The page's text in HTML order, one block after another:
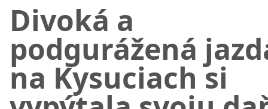
Divoká a
podgurážená
na Kysuciach si